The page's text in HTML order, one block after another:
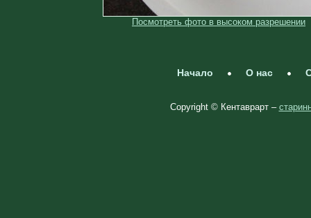
Посмотреть фото в высоком разрешении
Начало О нас
Copyright © Кентаврарт –